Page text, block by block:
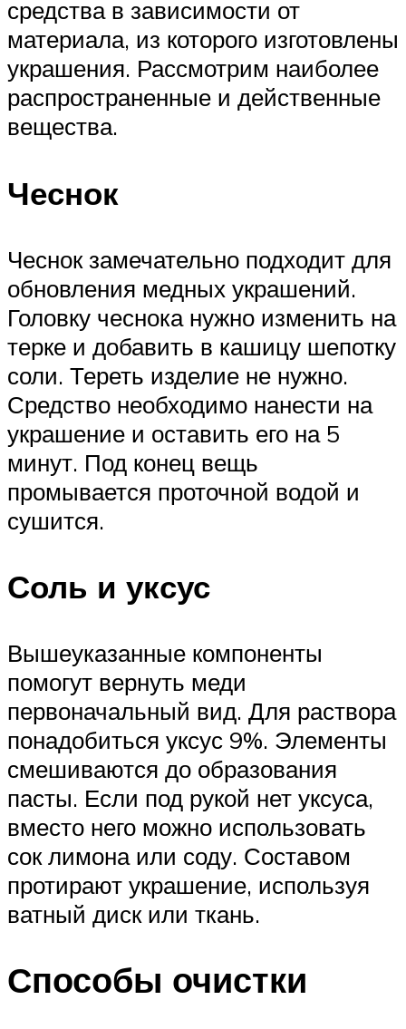
средства в зависимости от
материала, из которого изготовлены
украшения. Рассмотрим наиболее
распространенные и действенные
вещества.
Чеснок
Чеснок замечательно подходит для
обновления медных украшений.
Головку чеснока нужно изменить на
терке и добавить в кашицу шепотку
соли. Тереть изделие не нужно.
Средство необходимо нанести на
украшение и оставить его на 5
минут. Под конец вещь
промывается проточной водой и
сушится.
Соль и уксус
Вышеуказанные компоненты
помогут вернуть меди
первоначальный вид. Для раствора
понадобиться уксус 9%. Элементы
смешиваются до образования
пасты. Если под рукой нет уксуса,
вместо него можно использовать
сок лимона или соду. Составом
протирают украшение, используя
ватный диск или ткань.
Способы очистки